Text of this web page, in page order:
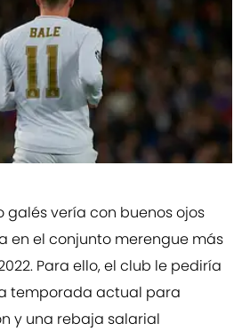
galés vería con buenos ojos
en el conjunto merengue más
Para ello, el club le pediría
temporada actual para
y una rebaja salarial